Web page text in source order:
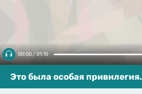
00:00 / 01:10
Это была особая привилегия.